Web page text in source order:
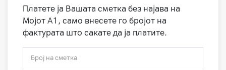
Платете ја Вашата сметка без најава на
Мојот А1, само внесете го бројот на
фактурата што сакате да ја платите.
Број на сметка